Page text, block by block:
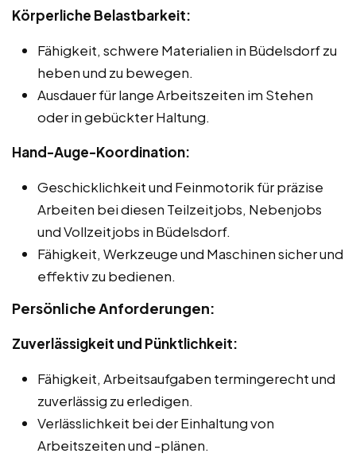
Körperliche Belastbarkeit:
Fähigkeit, schwere Materialien in Büdelsdorf zu
heben und zu bewegen.
Ausdauer für lange Arbeitszeiten im Stehen
oder in gebückter Haltung.
Hand-Auge-Koordination:
Geschicklichkeit und Feinmotorik für präzise
Arbeiten bei diesen Teilzeitjobs, Nebenjobs
und Vollzeitjobs in Büdelsdorf.
Fähigkeit, Werkzeuge und Maschinen sicher und
effektiv zu bedienen.
Persönliche Anforderungen:
Zuverlässigkeit und Pünktlichkeit:
Fähigkeit, Arbeitsaufgaben termingerecht und
zuverlässig zu erledigen.
Verlässlichkeit bei der Einhaltung von
Arbeitszeiten und -plänen.